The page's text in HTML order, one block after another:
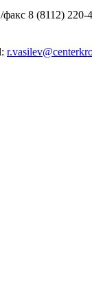
факс 8 (8112) 220-